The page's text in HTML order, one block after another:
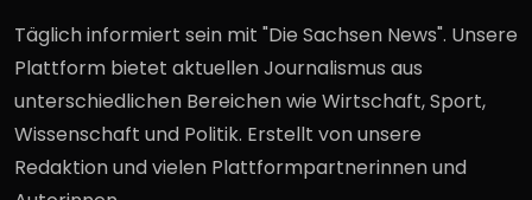
Täglich informiert sein mit "Die Sachsen News". Unsere
Plattform bietet aktuellen Journalismus aus
unterschiedlichen Bereichen wie Wirtschaft, Sport,
Wissenschaft und Politik. Erstellt von unsere
Redaktion und vielen Plattformpartnerinnen und